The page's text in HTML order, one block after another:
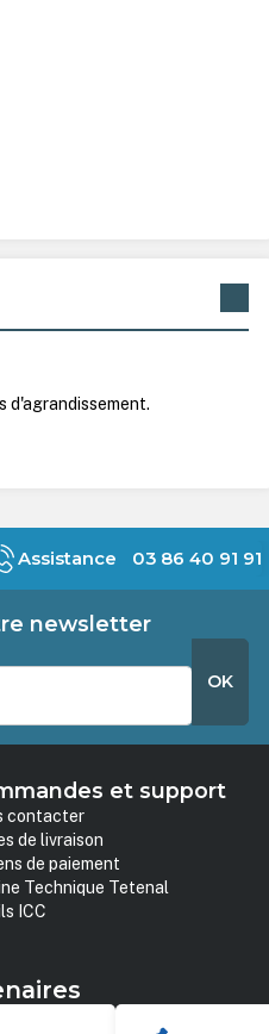
d'agrandissement.
Assistance 03 86 40 91 91
newsletter
OK
et support
contacter
de livraison
de paiement
Technique Tetenal
ICC